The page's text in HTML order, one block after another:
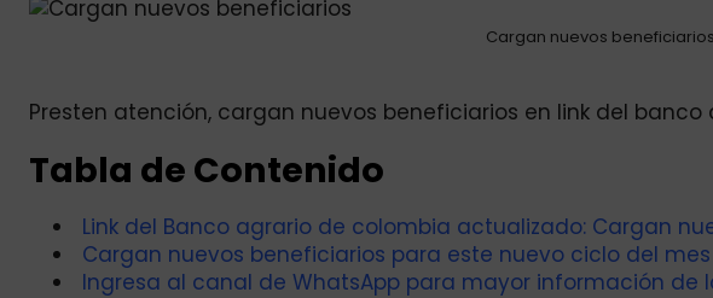
Cargan nuevos beneficiarios
Presten atención, cargan nuevos beneficiarios en link del
Tabla de Contenido
Link del Banco agrario de colombia actualizado: Cargan
Cargan nuevos beneficiarios para este nuevo ciclo del
Ingresa al canal de WhatsApp para mayor información de